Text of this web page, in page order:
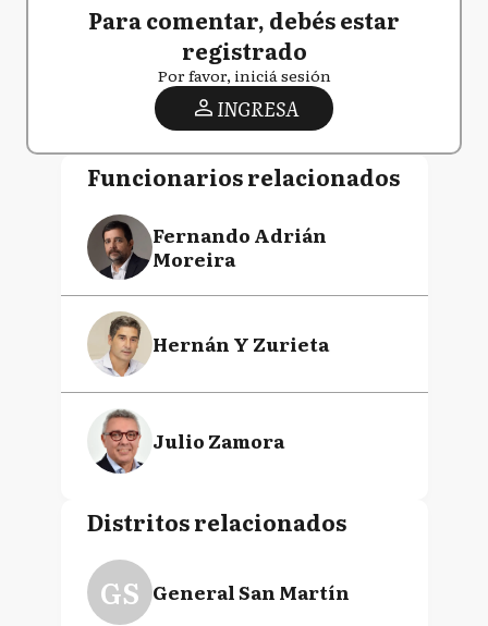
Para comentar, debés estar
registrado
Por favor, iniciá sesión
INGRESA
Funcionarios relacionados
Fernando Adrián
Moreira
Hernán Y Zurieta
Julio Zamora
Distritos relacionados
GS General San Martín